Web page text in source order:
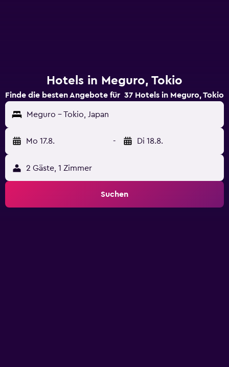
Hotels in Meguro, Tokio
Finde die besten Angebote für 37 Hotels in Meguro, Tokio
Meguro - Tokio, Japan
Mo 17.8. - Di 18.8.
2 Gäste, 1 Zimmer
Suchen